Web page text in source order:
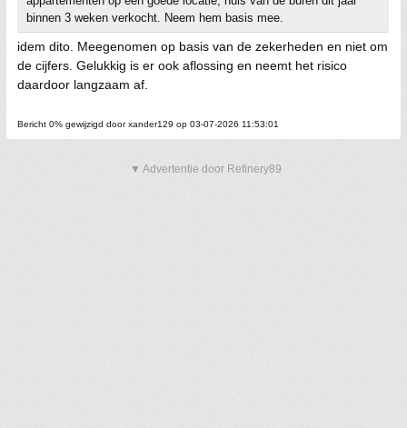
binnen 3 weken verkocht. Neem hem basis mee.
idem dito. Meegenomen op basis van de zekerheden en niet om
de cijfers. Gelukkig is er ook aflossing en neemt het risico
daardoor langzaam af.
Bericht 0% gewijzigd door xander129 op 03-07-2026 11:53:01
▼ Advertentie door Refinery89